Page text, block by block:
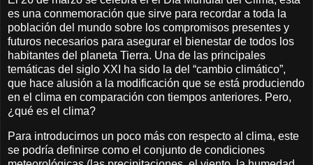
es una conmemoración que sirve para recordar a toda la
población del mundo sobre los compromisos presentes y
futuros necesarios para asegurar el bienestar de todos los
habitantes del planeta Tierra. Una de las principales
temáticas del siglo XXI ha sido la del “cambio climático”,
que hace alusión a la modificación que se está produciendo
en el clima en comparación con tiempos anteriores. Pero,
¿qué es el clima?
Para introducirnos un poco más con respecto al clima, este
se podría definirse como el conjunto de condiciones